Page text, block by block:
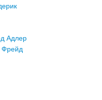
Адлер
Фрейд